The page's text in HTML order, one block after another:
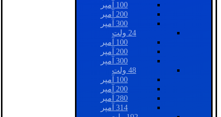
100 آمپر
200 آمپر
300 آمپر
24 ولت
100 آمپر
200 آمپر
300 آمپر
48 ولت
100 آمپر
200 آمپر
280 آمپر
314 آمپر